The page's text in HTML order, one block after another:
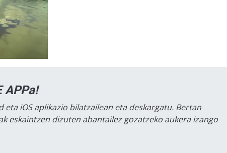
APPa!
eta iOS aplikazio bilatzailean eta deskargatu. Bertan
eskaintzen dizuten abantailez gozatzeko aukera izango